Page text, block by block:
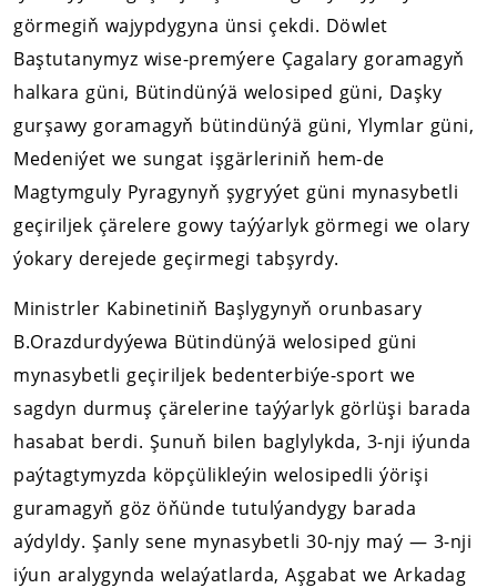
görmegiň wajypdygyna ünsi çekdi. Döwlet
Baştutanymyz wise-premýere Çagalary goramagyň
halkara güni, Bütindünýä welosiped güni, Daşky
gurşawy goramagyň bütindünýä güni, Ylymlar güni,
Medeniýet we sungat işgärleriniň hem-de
Magtymguly Pyragynyň şygryýet güni mynasybetli
geçiriljek çärelere gowy taýýarlyk görmegi we olary
ýokary derejede geçirmegi tabşyrdy.
Ministrler Kabinetiniň Başlygynyň orunbasary
B.Orazdurdyýewa Bütindünýä welosiped güni
mynasybetli geçiriljek bedenterbiýe-sport we
sagdyn durmuş çärelerine taýýarlyk görlüşi barada
hasabat berdi. Şunuň bilen baglylykda, 3-nji iýunda
paýtagtymyzda köpçülikleýin welosipedli ýörişi
guramagyň göz öňünde tutulýandygy barada
aýdyldy. Şanly sene mynasybetli 30-njy maý — 3-nji
iýun aralygynda welaýatlarda, Aşgabat we Arkadag